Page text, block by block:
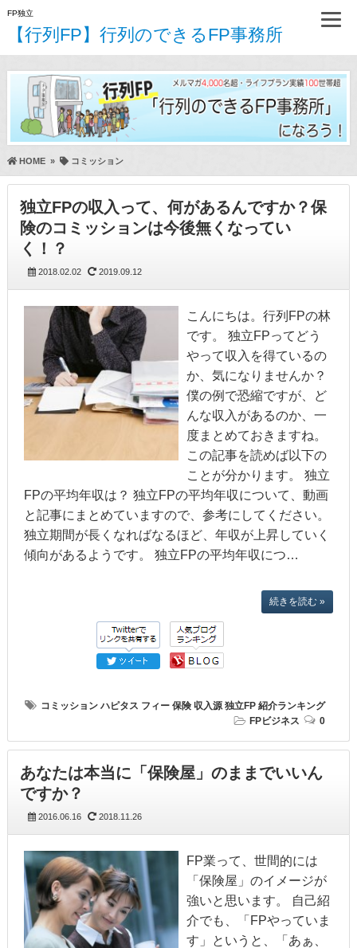
FP独立
【行列FP】行列のできるFP事務所
HOME» コミッション
独立FPの収入って、何があるんですか？保
険のコミッションは今後無くなってい
く！？
2018.02.02 2019.09.12
こんにちは。行列FPの林
です。 独立FPってどう
やって収入を得ているの
か、気になりませんか？
僕の例で恐縮ですが、ど
んな収入があるのか、一
度まとめておきますね。
この記事を読めば以下の
ことが分かります。 独立
FPの平均年収は？ 独立FPの平均年収について、動画
と記事にまとめていますので、参考にしてください。
独立期間が長くなればなるほど、年収が上昇していく
傾向があるようです。 独立FPの平均年収につ…
続きを読む »
コミッション ハピタス フィー 保険 収入源 独立FP 紹介ランキング
FPビジネス
0
あなたは本当に「保険屋」のままでいいん
ですか？
2016.06.16 2018.11.26
FP業って、世間的には
「保険屋」のイメージが
強いと思います。 自己紹
介でも、「FPやっていま
す」というと、「あぁ、